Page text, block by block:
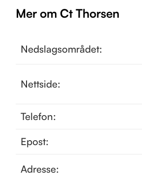
Mer om Ct Thorsen
Nedslagsområdet:
Nettside:
Telefon:
Epost:
Adresse: